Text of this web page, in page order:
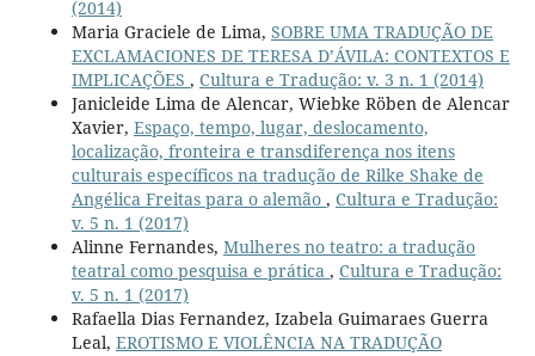
(2014)
Maria Graciele de Lima, SOBRE UMA TRADUÇÃO DE
EXCLAMACIONES DE TERESA D’ÁVILA: CONTEXTOS E
IMPLICAÇÕES , Cultura e Tradução: v. 3 n. 1 (2014)
Janicleide Lima de Alencar, Wiebke Röben de Alencar
Xavier, Espaço, tempo, lugar, deslocamento,
localização, fronteira e transdiferença nos itens
culturais específicos na tradução de Rilke Shake de
Angélica Freitas para o alemão , Cultura e Tradução:
v. 5 n. 1 (2017)
Alinne Fernandes, Mulheres no teatro: a tradução
teatral como pesquisa e prática , Cultura e Tradução:
v. 5 n. 1 (2017)
Rafaella Dias Fernandez, Izabela Guimaraes Guerra
Leal, EROTISMO E VIOLÊNCIA NA TRADUÇÃO